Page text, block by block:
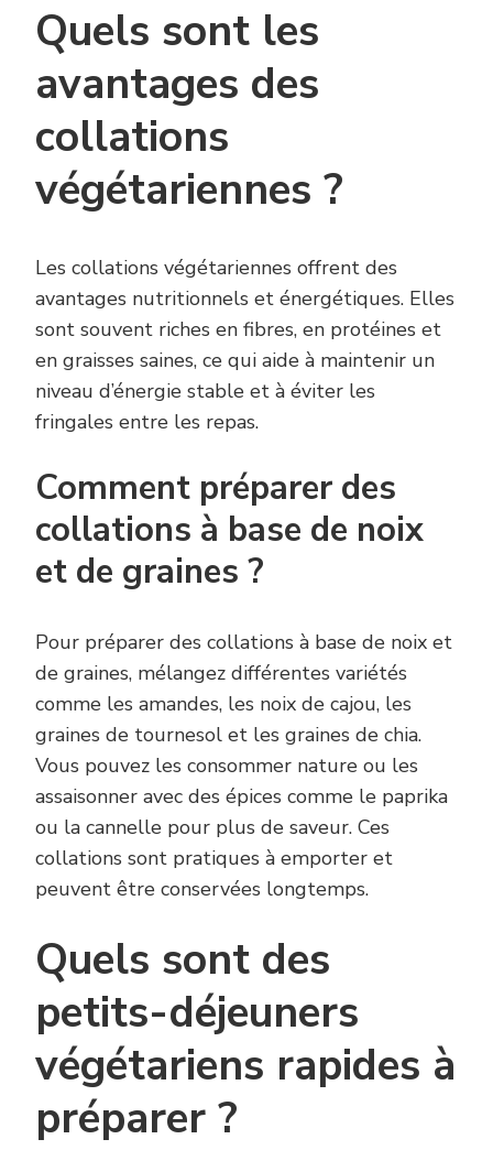
Quels sont les
avantages des
collations
végétariennes ?
Les collations végétariennes offrent des
avantages nutritionnels et énergétiques. Elles
sont souvent riches en fibres, en protéines et
en graisses saines, ce qui aide à maintenir un
niveau d’énergie stable et à éviter les
fringales entre les repas.
Comment préparer des
collations à base de noix
et de graines ?
Pour préparer des collations à base de noix et
de graines, mélangez différentes variétés
comme les amandes, les noix de cajou, les
graines de tournesol et les graines de chia.
Vous pouvez les consommer nature ou les
assaisonner avec des épices comme le paprika
ou la cannelle pour plus de saveur. Ces
collations sont pratiques à emporter et
peuvent être conservées longtemps.
Quels sont des
petits-déjeuners
végétariens rapides à
préparer ?